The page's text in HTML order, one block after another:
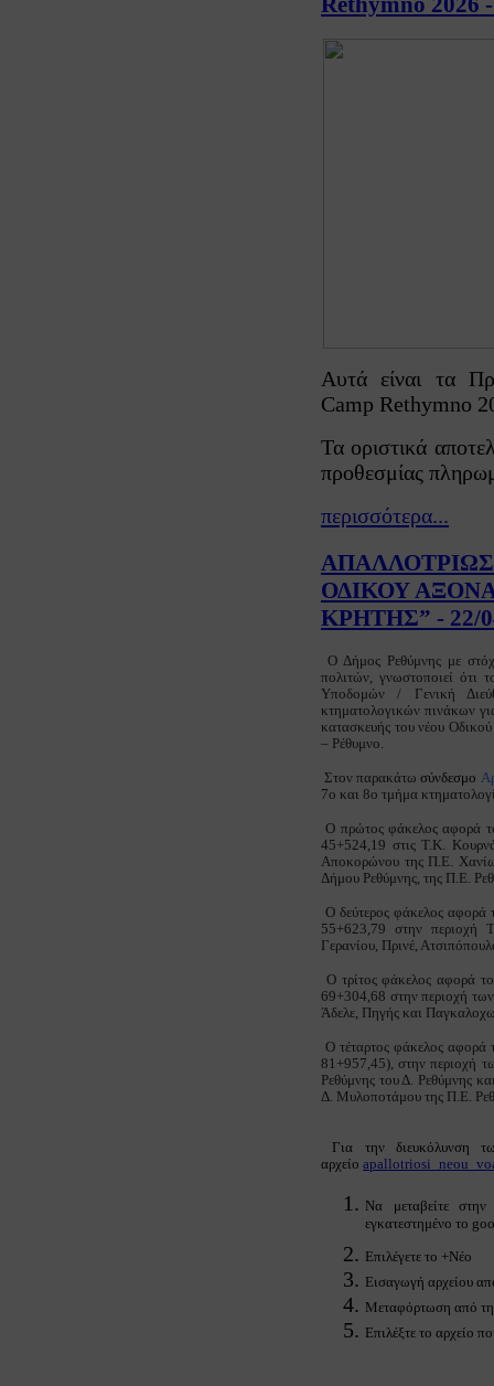
Αυτά είναι τα
Camp Rethymno
Τα οριστικά
προθεσμίας
περισσότερα...
ΟΔΙΚΟΥ
ΚΡΗΤΗΣ” - 22/
Ο Δήμος Ρεθύμνης με
πολιτών, γνωστοποιεί
Υποδομών / Γενική
κτηματολογικών πινάκων
κατασκευής του νέου
– Ρέθυμνο.
Στον παρακάτω σύνδεσμο
7ο και 8ο τμήμα
Ο πρώτος φάκελος αφορά
45+524,19 στις Τ.Κ.
Αποκορώνου της Π.Ε.
Δήμου Ρεθύμνης, της Π.Ε.
Ο δεύτερος φάκελος
55+623,79 στην περιοχή
Γερανίου, Πρινέ,
Ο τρίτος φάκελος αφορά
69+304,68 στην περιοχή
Άδελε, Πηγής και
Ο τέταρτος φάκελος
81+957,45), στην περιοχή
Ρεθύμνης του Δ. Ρεθύμνης
Δ. Μυλοποτάμου της Π.Ε.
Για την διευκόλυνση
αρχείο
Να μεταβείτε στην
εγκατεστημένο το
Επιλέγετε το +Νέο
Εισαγωγή αρχείου
Μεταφόρτωση από
Επιλέξτε το αρχείο